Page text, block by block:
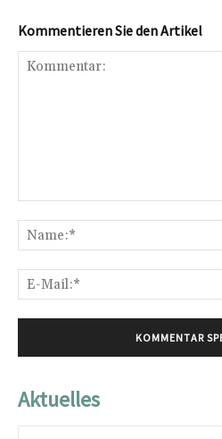
Kommentieren Sie den Artikel
Aktuelles